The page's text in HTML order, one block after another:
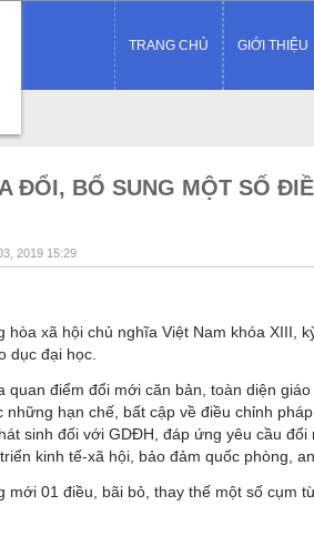
TRANG CHỦ GIỚI THIỆU
ĐỔI, BỔ SUNG MỘT SỐ
2019 15:29
hòa xã hội chủ nghĩa Việt Nam khóa XIII,
dục đại học.
quan điểm đổi mới căn bản, toàn diện
hạn chế, bất cập về điều chỉnh
sinh đối với GDĐH, đáp ứng yêu cầu
kinh tế-xã hội, bảo đảm quốc phòng,
mới 01 điều, bãi bỏ, thay thế một số cụm